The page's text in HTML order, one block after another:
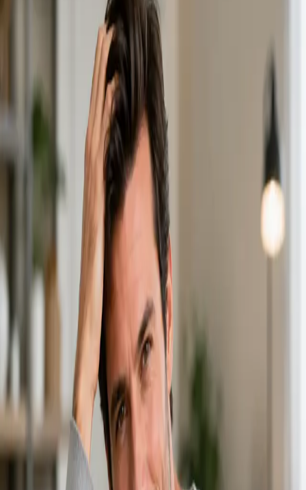
18 consultas que puedes reservar online con un médico de
cabecera en nuestra red en Spain. Los perfiles se actualizan a
medida que el equipo crece.
General
Consulta Médica General
15 min
Más información Consulta Médica General
Justificante Médico
15 min
Más información Justificante Médico